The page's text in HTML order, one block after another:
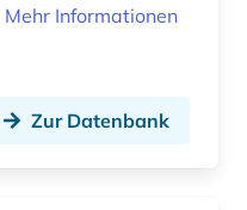
Mehr Informationen
Zur Datenbank